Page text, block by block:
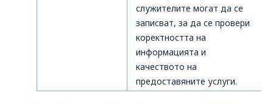
служителите могат да се
записват, за да се провери
коректността на
информацията и
качеството на
предоставяните услуги.